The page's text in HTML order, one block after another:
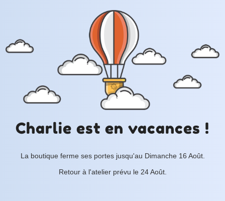
Charlie est en vacances !
La boutique ferme ses portes jusqu'au Dimanche 16 Août.
Retour à l'atelier prévu le 24 Août.